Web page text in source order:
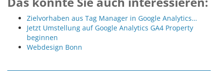
Zielvorhaben aus Tag Manager in Google Analytics…
Jetzt Umstellung auf Google Analytics GA4 Property
beginnen
Webdesign Bonn